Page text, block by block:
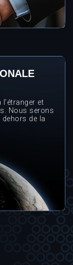
et
Nous serons
de la